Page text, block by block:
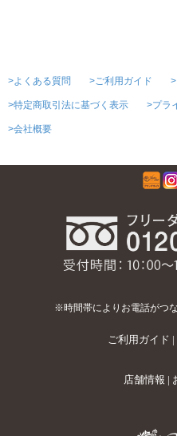
>よくある質問 >ご利用ガイド
>特定商取引法に基づく表示 >プラ
>会社概要
※時間帯によりお電話がつ
ご利用ガイド |
店舗情報 |